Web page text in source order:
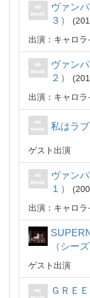
ヴァン
３）
出演：キャロ
ヴァン
２）
出演：キャロ
私はラ
ゲスト出演
ヴァン
１）
出演：キャロ
（シー
ゲスト出演
ＧＲＥ